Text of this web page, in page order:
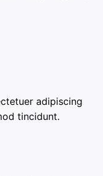
adipiscing
tincidunt.